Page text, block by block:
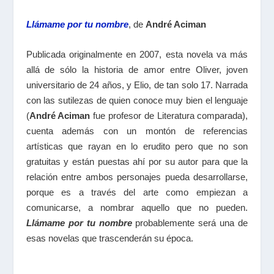
Llámame por tu nombre, de André Aciman
Publicada originalmente en 2007, esta novela va más
allá de sólo la historia de amor entre Oliver, joven
universitario de 24 años, y Elio, de tan solo 17. Narrada
con las sutilezas de quien conoce muy bien el lenguaje
(André Aciman fue profesor de Literatura comparada),
cuenta además con un montón de referencias
artísticas que rayan en lo erudito pero que no son
gratuitas y están puestas ahí por su autor para que la
relación entre ambos personajes pueda desarrollarse,
porque es a través del arte como empiezan a
comunicarse, a nombrar aquello que no pueden.
Llámame por tu nombreprobablemente será una de
esas novelas que trascenderán su época.